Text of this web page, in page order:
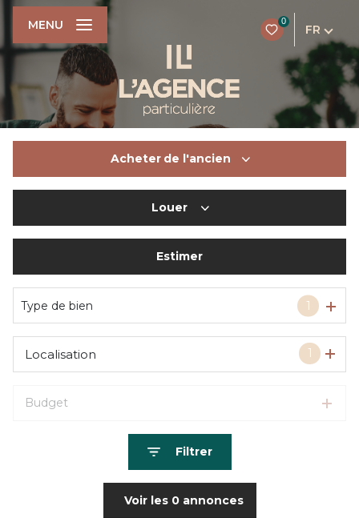
0
FR
MENU
Acheter de l'ancien
Du neuf
Louer
De l'immo pro
Estimer
Type de bien 1
1
Localisation
Budget
Filtrer
Voir les 0annonces